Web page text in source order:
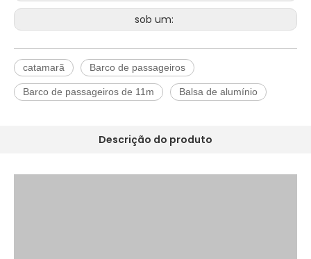
sob um:
catamarã Barco de passageiros
Barco de passageiros de 11m Balsa de alumínio
Descrição do produto